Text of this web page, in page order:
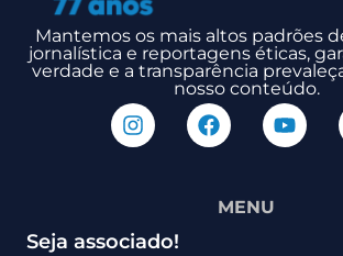
Mantemos os mais altos padrões
jornalística e reportagens éticas,
verdade e a transparência
nosso conteúdo.
MENU
Seja associado!